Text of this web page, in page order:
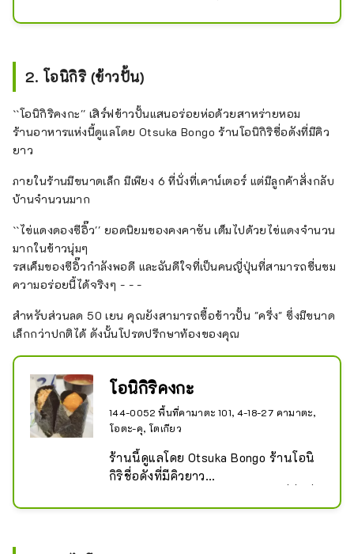
2. โอนิกิริ (ข้าวปั้น)
``โอนิกิริคงกะ'' เสิร์ฟข้าวปั้นแสนอร่อยห่อด้วยสาหร่ายหอม
ร้านอาหารแห่งนี้ดูแลโดย Otsuka Bongo ร้านโอนิกิริชื่อดังที่มีคิว
ยาว
ภายในร้านมีขนาดเล็ก มีเพียง 6 ที่นั่งที่เคาน์เตอร์ แต่มีลูกค้าสั่งกลับ
บ้านจำนวนมาก
``ไข่แดงดองซีอิ๊ว'' ยอดนิยมของคงคาซัน เต็มไปด้วยไข่แดงจำนวน
มากในข้าวนุ่มๆ
รสเค็มของซีอิ๊วกำลังพอดี และฉันดีใจที่เป็นคนญี่ปุ่นที่สามารถชื่นชม
ความอร่อยนี้ได้จริงๆ - - -
สำหรับส่วนลด 50 เยน คุณยังสามารถซื้อข้าวปั้น "ครึ่ง" ซึ่งมีขนาด
เล็กกว่าปกติได้ ดังนั้นโปรดปรึกษาท้องของคุณ
โอนิกิริคงกะ
144-0052 พื้นที่คามาตะ 101, 4-18-27 คามาตะ,
โอตะ-คุ, โตเกียว
ร้านนี้ดูแลโดย Otsuka Bongo ร้านโอนิ
กิริชื่อดังที่มีคิวยาว
เคาน์เตอร์ แต่ก็มีบริการแบบสั่งกลับบ้าน